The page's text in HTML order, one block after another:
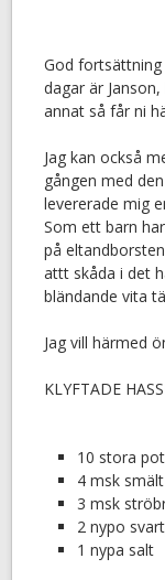
God
dagar är
annat så får ni
Jag kan också
gången med
levererade mig
Som ett barn
på
attt skåda i det
bländande vita
Jag vill härmed
KLYFTADE
10 stora
4 msk
3 msk
2 nypo
1 nypa salt